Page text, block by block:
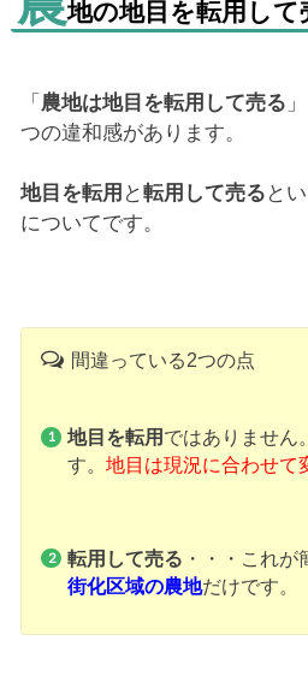
地の地目を転用して
「 農地は地目を転用して売る
つの違和感があります。
地目を転用 と転用して売る と
についてです。
間違っている2つの点
地目を転用 ではありません
す。地目は現況に合わせて
転用して売る ・・・これ
街化区域の農地だけです。